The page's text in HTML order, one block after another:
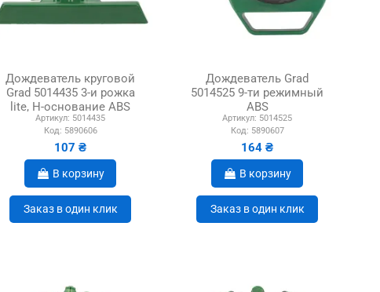
Дождеватель круговой
Grad 5014435 3-и рожка
lite, Н-основание ABS
Артикул: 5014435
Код: 5890606
107 ₴
В корзину
Заказ в один клик
Дождеватель Grad
5014525 9-ти режимный
ABS
Артикул: 5014525
Код: 5890607
164 ₴
В корзину
Заказ в один клик